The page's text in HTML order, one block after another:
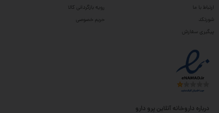
ارتباط با ما
شورتکد
پیگیری سفارش
رویه بازگردانی کالا
حریم خصوصی
درباره داروخانه آنلاین پرو دارو